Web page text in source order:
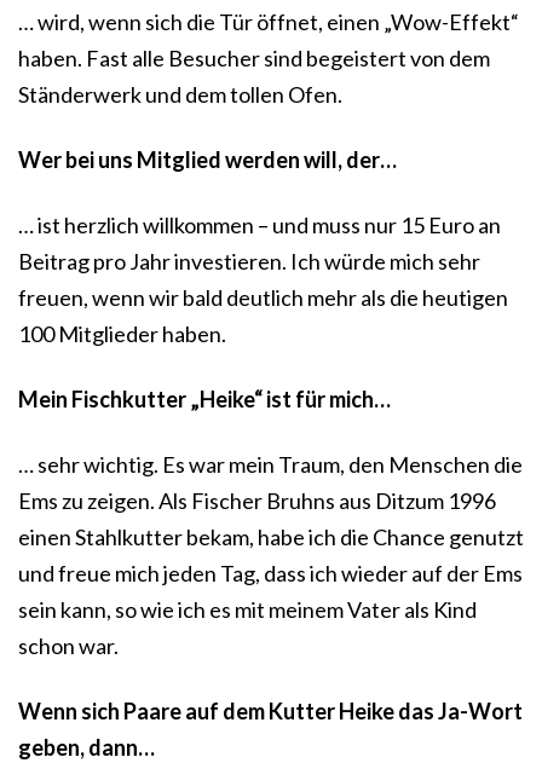
… wird, wenn sich die Tür öffnet, einen „Wow-Effekt“
haben. Fast alle Besucher sind begeistert von dem
Ständerwerk und dem tollen Ofen.
Wer bei uns Mitglied werden will, der…
… ist herzlich willkommen – und muss nur 15 Euro an
Beitrag pro Jahr investieren. Ich würde mich sehr
freuen, wenn wir bald deutlich mehr als die heutigen
100 Mitglieder haben.
Mein Fischkutter „Heike“ ist für mich…
… sehr wichtig. Es war mein Traum, den Menschen die
Ems zu zeigen. Als Fischer Bruhns aus Ditzum 1996
einen Stahlkutter bekam, habe ich die Chance genutzt
und freue mich jeden Tag, dass ich wieder auf der Ems
sein kann, so wie ich es mit meinem Vater als Kind
schon war.
Wenn sich Paare auf dem Kutter Heike das Ja-Wort
geben, dann…